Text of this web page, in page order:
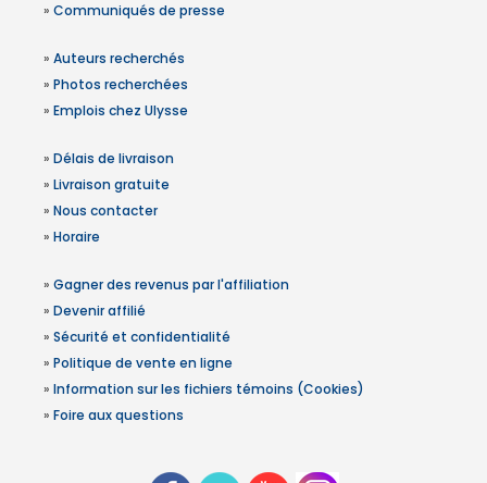
» Communiqués de presse
» Auteurs recherchés
» Photos recherchées
» Emplois chez Ulysse
» Délais de livraison
» Livraison gratuite
» Nous contacter
» Horaire
» Gagner des revenus par l'affiliation
» Devenir affilié
» Sécurité et confidentialité
» Politique de vente en ligne
» Information sur les fichiers témoins (Cookies)
» Foire aux questions